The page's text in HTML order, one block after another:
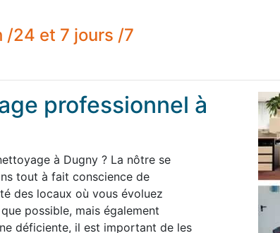
/24 et 7 jours /7
professionnel à
à Dugny ? La nôtre se
tout à fait conscience de
des locaux où vous évoluez
possible, mais également
déficiente, il est important de les